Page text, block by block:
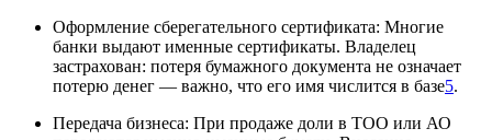
Оформление сберегательного сертификата: Многие
банки выдают именные сертификаты. Владелец
застрахован: потеря бумажного документа не означает
потерю денег — важно, что его имя числится в базе5.
Передача бизнеса: При продаже доли в ТОО или АО